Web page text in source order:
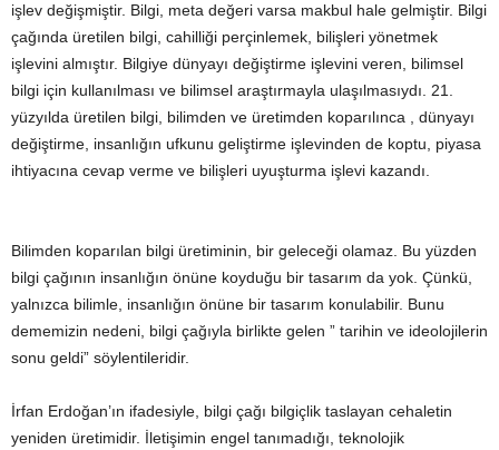
işlev değişmiştir. Bilgi, meta değeri varsa makbul hale gelmiştir. Bilgi
çağında üretilen bilgi, cahilliği perçinlemek, bilişleri yönetmek
işlevini almıştır. Bilgiye dünyayı değiştirme işlevini veren, bilimsel
bilgi için kullanılması ve bilimsel araştırmayla ulaşılmasıydı. 21.
yüzyılda üretilen bilgi, bilimden ve üretimden koparılınca , dünyayı
değiştirme, insanlığın ufkunu geliştirme işlevinden de koptu, piyasa
ihtiyacına cevap verme ve bilişleri uyuşturma işlevi kazandı.
Bilimden koparılan bilgi üretiminin, bir geleceği olamaz. Bu yüzden
bilgi çağının insanlığın önüne koyduğu bir tasarım da yok. Çünkü,
yalnızca bilimle, insanlığın önüne bir tasarım konulabilir. Bunu
dememizin nedeni, bilgi çağıyla birlikte gelen ” tarihin ve ideolojilerin
sonu geldi” söylentileridir.
İrfan Erdoğan’ın ifadesiyle, bilgi çağı bilgiçlik taslayan cehaletin
yeniden üretimidir. İletişimin engel tanımadığı, teknolojik